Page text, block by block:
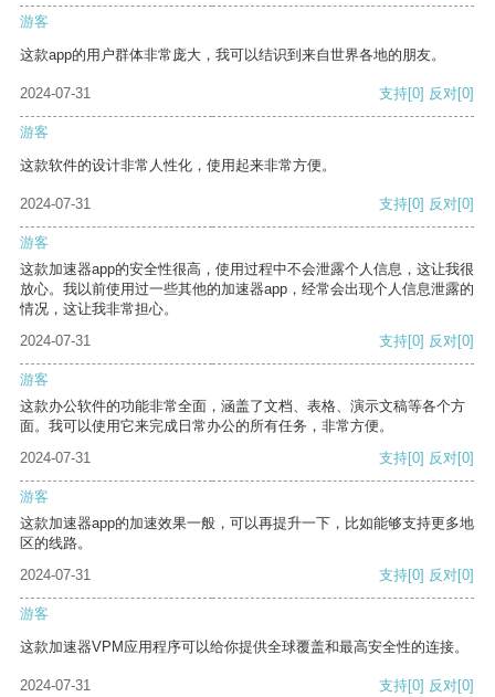
游客
这款app的用户群体非常庞大，我可以结识到来自世界各地的朋友。
2024-07-31 支持[0] 反对[0]
游客
这款软件的设计非常人性化，使用起来非常方便。
2024-07-31 支持[0] 反对[0]
游客
这款加速器app的安全性很高，使用过程中不会泄露个人信息，这让我很
放心。我以前使用过一些其他的加速器app，经常会出现个人信息泄露的
情况，这让我非常担心。
2024-07-31
支持[0] 反对[0]
游客
这款办公软件的功能非常全面，涵盖了文档、表格、演示文稿等各个方
面。我可以使用它来完成日常办公的所有任务，非常方便。
2024-07-31
支持[0] 反对[0]
游客
这款加速器app的加速效果一般，可以再提升一下，比如能够支持更多地
区的线路。
2024-07-31
支持[0] 反对[0]
游客
这款加速器VPM应用程序可以给你提供全球覆盖和最高安全性的连接。
2024-07-31 支持[0] 反对[0]